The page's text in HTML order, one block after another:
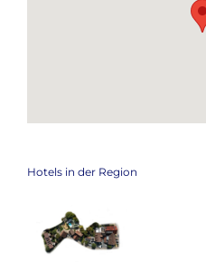
Hotels in der Region